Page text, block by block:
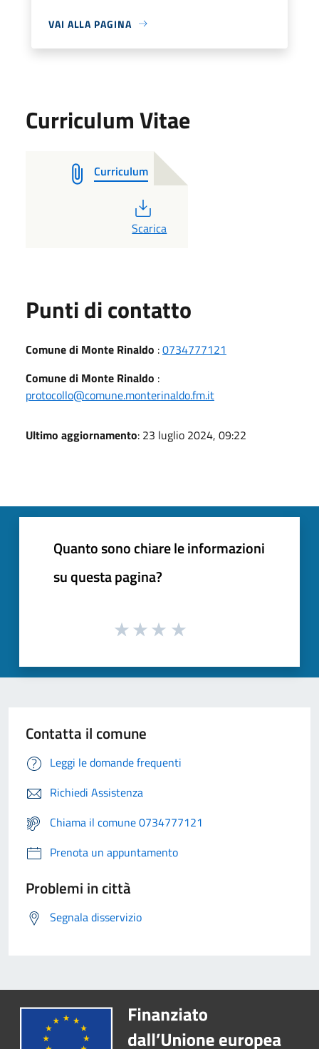
VAI ALLA PAGINA
Curriculum Vitae
Curriculum
PDF
Scarica
Punti di contatto
Comune di Monte Rinaldo :0734777121
Comune di Monte Rinaldo :
protocollo@comune.monterinaldo.fm.it
Ultimo aggiornamento: 23 luglio 2024, 09:22
Quanto sono chiare le informazioni
su questa pagina?
Contatta il comune
Leggi le domande frequenti
Richiedi Assistenza
Chiama il comune 0734777121
Prenota un appuntamento
Problemi in città
Segnala disservizio